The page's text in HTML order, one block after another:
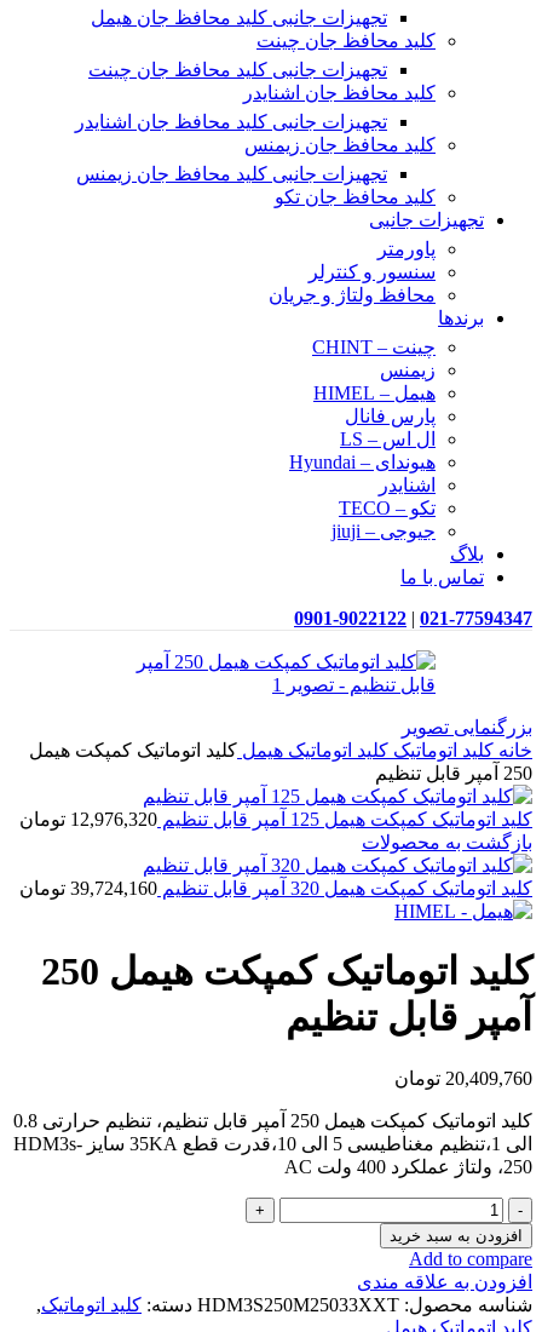
تجهیزات جانبی کلید محافظ جان هیمل
کلید محافظ جان چینت
تجهیزات جانبی کلید محافظ جان چینت
کلید محافظ جان اشنایدر
تجهیزات جانبی کلید محافظ جان اشنایدر
کلید محافظ جان زیمنس
تجهیزات جانبی کلید محافظ جان زیمنس
کلید محافظ جان تکو
تجهیزات جانبی
پاورمتر
سنسور و کنترلر
محافظ ولتاژ و‌ جریان
برندها
چینت – CHINT
زیمنس
هیمل – HIMEL
پارس فانال
ال اس – LS
هیوندای – Hyundai
اشنایدر
تکو – TECO
جیوجی – jiuji
بلاگ
تماس با ما
021-77594347
|
0901-9022122
بزرگنمایی تصویر
خانه کلید اتوماتیک کلید اتوماتیک هیمل کلید اتوماتیک کمپکت هیمل
250 آمپر قابل تنظیم
کلید اتوماتیک کمپکت هیمل 125 آمپر قابل تنظیم 12,976,320 تومان
بازگشت به محصولات
کلید اتوماتیک کمپکت هیمل 320 آمپر قابل تنظیم 39,724,160 تومان
کلید اتوماتیک کمپکت هیمل 250
آمپر قابل تنظیم
20,409,760 تومان
کلید اتوماتیک کمپکت هیمل 250 آمپر قابل تنظیم، تنظیم حرارتی 0.8
الی 1،تنظیم مغناطیسی 5 الی 10،قدرت قطع 35KA سایز HDM3s-
250، ولتاژ عملکرد 400 ولت AC
کلید
اتوماتیک
کمپکت
هیمل
250
آمپر
افزودن به سبد خرید
Add to compare
افزودن به علاقه مندی
شناسه محصول: HDM3S250M25033XXT دسته: کلید اتوماتیک,
کلید اتوماتیک هیمل